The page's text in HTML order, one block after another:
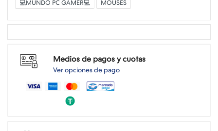
💻MUNDO PC GAMER💻 MOUSES
Medios de pagos y cuotas
Ver opciones de pago